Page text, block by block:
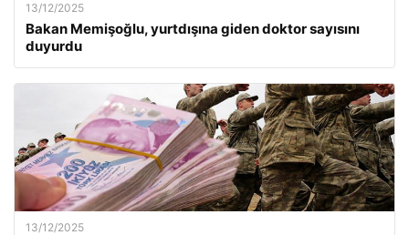
13/12/2025
Bakan Memişoğlu, yurtdışına giden doktor sayısını
duyurdu
13/12/2025